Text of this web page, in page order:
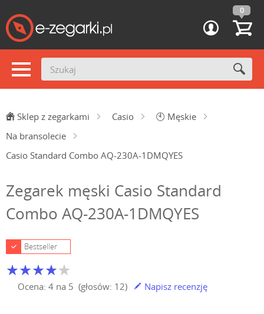
0
Sklep z zegarkami Casio 🕙 Męskie
Na bransolecie
Casio Standard Combo AQ-230A-1DMQYES
Zegarek męski Casio Standard
Combo AQ-230A-1DMQYES
Ocena: 4 na 5 (głosów: 12) Napisz recenzję